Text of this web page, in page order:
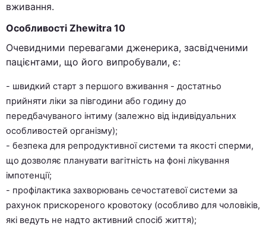
вживання.
Особливості Zhewitra 10
Очевидними перевагами дженерика, засвідченими
пацієнтами, що його випробували, є:
- швидкий старт з першого вживання - достатньо
прийняти ліки за півгодини або годину до
передбачуваного інтиму (залежно від індивідуальних
особливостей організму);
- безпека для репродуктивної системи та якості сперми,
що дозволяє планувати вагітність на фоні лікування
імпотенції;
- профілактика захворювань сечостатевої системи за
рахунок прискореного кровотоку (особливо для чоловіків,
які ведуть не надто активний спосіб життя);